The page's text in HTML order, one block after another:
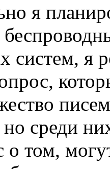
я
систем, я
среди
о том,